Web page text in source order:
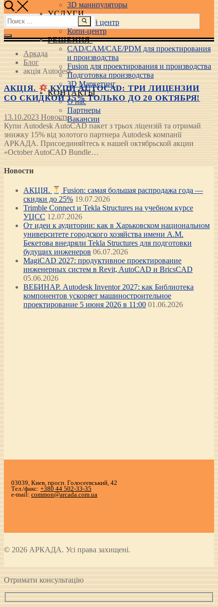
3D манипуляторы
УСЛУГИ
Учебный центр
Копи-центр
РЕШЕНИЯ
CAD/CAM/CAE/PDM для проектирования
и производства
Fusion для проектирования и производства
Подготовка производства
3D Маркетинг
КОНТАКТЫ
О нас
Партнеры
Вакансии
Найти:
Аркада
Блог
акція Autodesk
АКЦІЯ.
КУПИ AUTOCAD: ТРИ ЛИЦЕНЗИИ
СО СКИДКОЙ 15% ТОЛЬКО ДО 20 ОКТЯБРЯ!
13.10.2023 Новость
Купи Autodesk AutoCAD пакет з трьох ліцензій та отримай
знижку 15% від золотого партнера Autodesk компанії
АРКАДА. Присоединяйтесь к нашей октябрьской акции
«October AutoCAD Bundle…
Новости
АКЦІЯ.
Fusion: самая большая распродажа года —
скидки до 25% 19.07.2026
Trimble Connect и Tekla Structures на учебном курсе
УЦСС 12.07.2026
От идеи к аудитории: как в Харьковском национальном
университете городского хозяйства имени А.М.
Бекетова внедряли Tekla Structures для подготовки
будущих инженеров 06.07.2026
MagiCAD 2027: продуктивное проектирование
инженерных систем в Revit, AutoCAD и BricsCAD
05.06.2026
ВЕБИНАР. Autodesk Inventor 2027: как Библиотека
компонентов ускоряет машиностроительное
проектирование 5 июня 2026 в 11:00 01.06.2026
03039, Киев, просп. Голосеевський, 42
Тел./факс: +380 44 502-33-35
e-mail: common@arcada.com.ua
© 2026 АРКАДА. Усі права захищені.
Отримати консультацію